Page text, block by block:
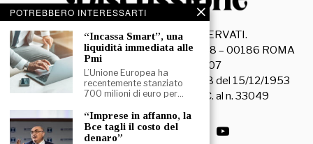
© 2026- TUTTI I DIRITTI RISERVATI.
La Discussione S.r.l. – Piazza Capranica, 78 – 00186 ROMA
C.F. e P. IVA 15045971007
Registrazione Tribunale di Roma n. 3628 del 15/12/1953
La società editrice è iscritta al R.O.C. al n. 33049
POTREBBERO INTERESSARTI
“Incassa Smart”, una
liquidità immediata alle
Pmi
L’Unione Europea ha
recentemente stanziato
700 milioni di euro per…
“Imprese in affanno, la
Bce tagli il costo del
denaro”